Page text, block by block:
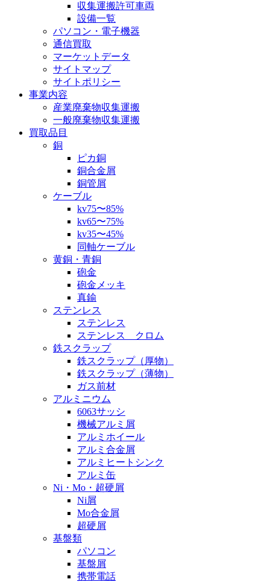
収集運搬許可車両
設備一覧
パソコン・電子機器
通信買取
マーケットデータ
サイトマップ
サイトポリシー
事業内容
産業廃棄物収集運搬
一般廃棄物収集運搬
買取品目
銅
ピカ銅
銅合金屑
銅管屑
ケーブル
kv75〜85%
kv65〜75%
kv35〜45%
同軸ケーブル
黄銅・青銅
砲金
砲金メッキ
真鍮
ステンレス
ステンレス
ステンレス クロム
鉄スクラップ
鉄スクラップ（厚物）
鉄スクラップ（薄物）
ガス前材
アルミニウム
6063サッシ
機械アルミ屑
アルミホイール
アルミ合金屑
アルミヒートシンク
アルミ缶
Ni・Mo・超硬屑
Ni屑
Mo合金屑
超硬屑
基盤類
パソコン
基盤屑
携帯電話